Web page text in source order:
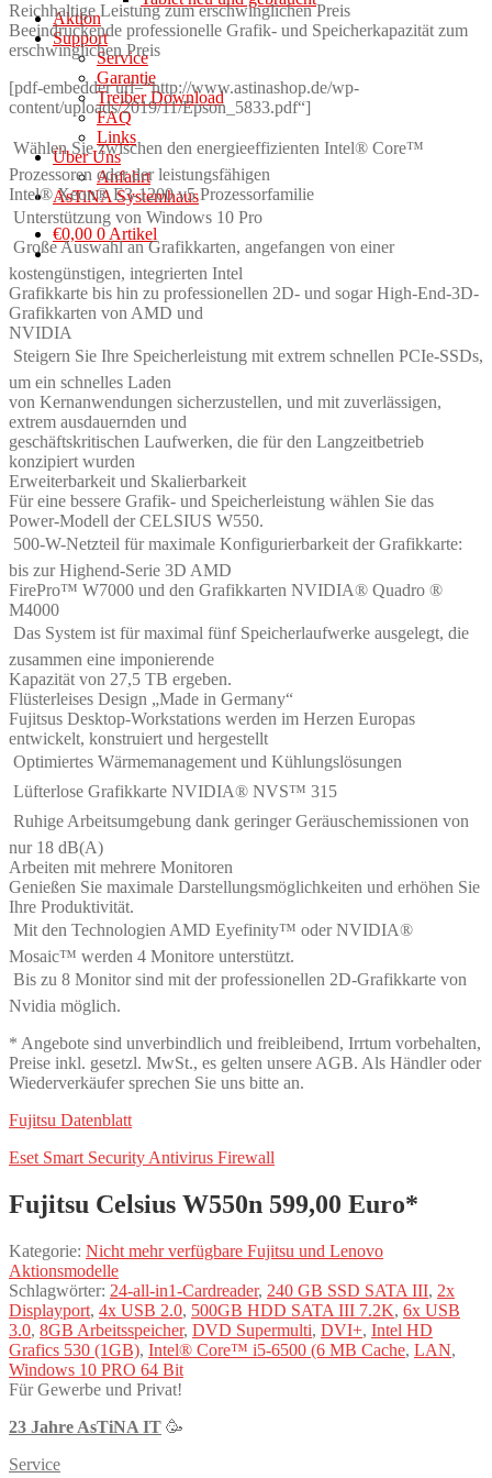
Aktion
Support
Service
Garantie
Treiber Download
FAQ
Links
Über Uns
Anfahrt
AsTiNA Systemhaus
€0,00 0 Artikel
Reichhaltige Leistung zum erschwinglichen Preis
Beeindruckende professionelle Grafik- und Speicherkapazität zum
erschwinglichen Preis
[pdf-embedder url=“http://www.astinashop.de/wp-
content/uploads/2019/11/Epson_5833.pdf“]
 Wählen Sie zwischen den energieeffizienten Intel® Core™
Prozessoren oder der leistungsfähigen
Intel® Xeon® E3-1200 v5 Prozessorfamilie
 Unterstützung von Windows 10 Pro
 Große Auswahl an Grafikkarten, angefangen von einer
kostengünstigen, integrierten Intel
Grafikkarte bis hin zu professionellen 2D- und sogar High-End-3D-
Grafikkarten von AMD und
NVIDIA
 Steigern Sie Ihre Speicherleistung mit extrem schnellen PCIe-SSDs,
um ein schnelles Laden
von Kernanwendungen sicherzustellen, und mit zuverlässigen,
extrem ausdauernden und
geschäftskritischen Laufwerken, die für den Langzeitbetrieb
konzipiert wurden
Erweiterbarkeit und Skalierbarkeit
Für eine bessere Grafik- und Speicherleistung wählen Sie das
Power-Modell der CELSIUS W550.
 500-W-Netzteil für maximale Konfigurierbarkeit der Grafikkarte:
bis zur Highend-Serie 3D AMD
FirePro™ W7000 und den Grafikkarten NVIDIA® Quadro ®
M4000
 Das System ist für maximal fünf Speicherlaufwerke ausgelegt, die
zusammen eine imponierende
Kapazität von 27,5 TB ergeben.
Flüsterleises Design „Made in Germany“
Fujitsus Desktop-Workstations werden im Herzen Europas
entwickelt, konstruiert und hergestellt
 Optimiertes Wärmemanagement und Kühlungslösungen
 Lüfterlose Grafikkarte NVIDIA® NVS™ 315
 Ruhige Arbeitsumgebung dank geringer Geräuschemissionen von
nur 18 dB(A)
Arbeiten mit mehrere Monitoren
Genießen Sie maximale Darstellungsmöglichkeiten und erhöhen Sie
Ihre Produktivität.
 Mit den Technologien AMD Eyefinity™ oder NVIDIA®
Mosaic™ werden 4 Monitore unterstützt.
 Bis zu 8 Monitor sind mit der professionellen 2D-Grafikkarte von
Nvidia möglich.
* Angebote sind unverbindlich und freibleibend, Irrtum vorbehalten,
Preise inkl. gesetzl. MwSt., es gelten unsere AGB. Als Händler oder
Wiederverkäufer sprechen Sie uns bitte an.
Fujitsu Datenblatt
Eset Smart Security Antivirus Firewall
Fujitsu Celsius W550n 599,00 Euro*
Kategorie: Nicht mehr verfügbare Fujitsu und Lenovo
Aktionsmodelle
Schlagwörter: 24-all-in1-Cardreader, 240 GB SSD SATA III, 2x
Displayport, 4x USB 2.0, 500GB HDD SATA III 7.2K, 6x USB
3.0, 8GB Arbeitsspeicher, DVD Supermulti, DVI+, Intel HD
Grafics 530 (1GB), Intel® Core™ i5-6500 (6 MB Cache, LAN,
Windows 10 PRO 64 Bit
Für Gewerbe und Privat!
23 Jahre AsTiNA IT 🥳
Service